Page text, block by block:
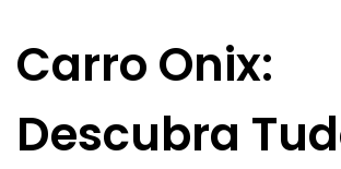
Carro Onix:
Descubra